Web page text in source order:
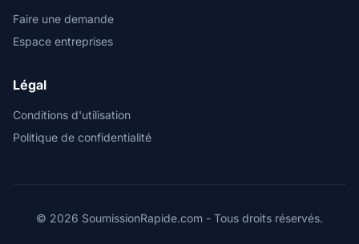
Faire une demande
Espace entreprises
Légal
Conditions d'utilisation
Politique de confidentialité
© 2026 SoumissionRapide.com - Tous droits réservés.